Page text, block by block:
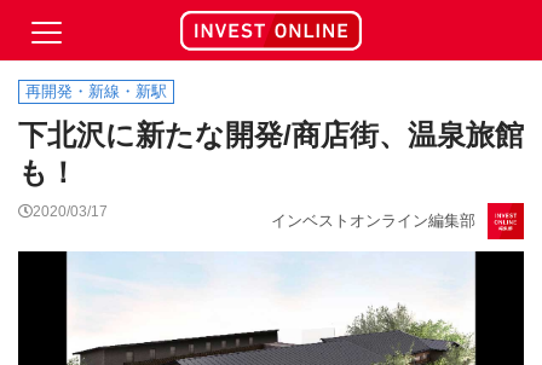
再開発・新線・新駅
下北沢に新たな開発/商店街、温泉旅館
も！
2020/03/17 インベストオンライン編集部